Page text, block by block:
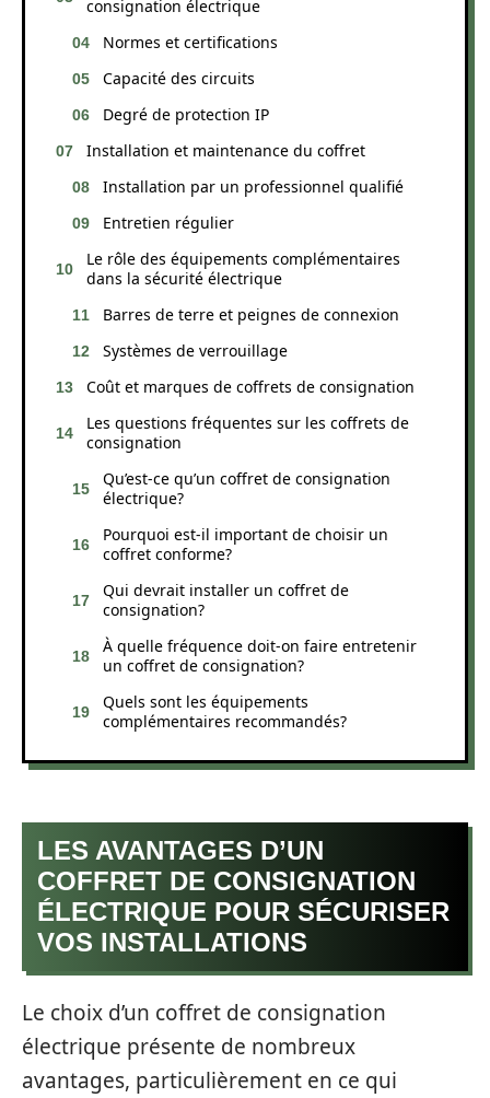
consignation électrique
Normes et certifications
Capacité des circuits
Degré de protection IP
Installation et maintenance du coffret
Installation par un professionnel qualifié
Entretien régulier
Le rôle des équipements complémentaires
dans la sécurité électrique
Barres de terre et peignes de connexion
Systèmes de verrouillage
Coût et marques de coffrets de consignation
Les questions fréquentes sur les coffrets de
consignation
Qu’est-ce qu’un coffret de consignation
électrique?
Pourquoi est-il important de choisir un
coffret conforme?
Qui devrait installer un coffret de
consignation?
À quelle fréquence doit-on faire entretenir
un coffret de consignation?
Quels sont les équipements
complémentaires recommandés?
LES AVANTAGES D’UN
COFFRET DE CONSIGNATION
ÉLECTRIQUE POUR SÉCURISER
VOS INSTALLATIONS
Le choix d’un coffret de consignation
électrique présente de nombreux
avantages, particulièrement en ce qui